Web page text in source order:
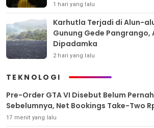
1 hari yang lalu
Karhutla Terjadi di Alun-
Gunung Gede Pangrango,
Dipadamka
2 hari yang lalu
TEKNOLOGI
Pre-Order GTA VI Disebut Belum
Sebelumnya, Net Bookings Take-Two
17 menit yang lalu